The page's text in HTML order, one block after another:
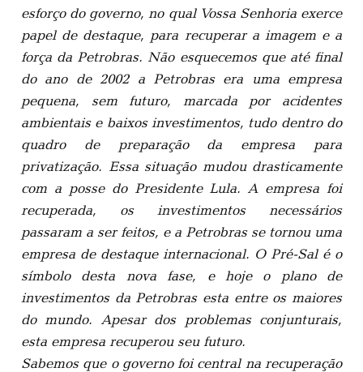
esforço do governo, no qual Vossa Senhoria exerce
papel de destaque, para recuperar a imagem e a
força da Petrobras. Não esquecemos que até final
do ano de 2002 a Petrobras era uma empresa
pequena, sem futuro, marcada por acidentes
ambientais e baixos investimentos, tudo dentro do
quadro de preparação da empresa para
privatização. Essa situação mudou drasticamente
com a posse do Presidente Lula. A empresa foi
recuperada, os investimentos necessários
passaram a ser feitos, e a Petrobras se tornou uma
empresa de destaque internacional. O Pré-Sal é o
símbolo desta nova fase, e hoje o plano de
investimentos da Petrobras esta entre os maiores
do mundo. Apesar dos problemas conjunturais,
esta empresa recuperou seu futuro.
Sabemos que o governo foi central na recuperação